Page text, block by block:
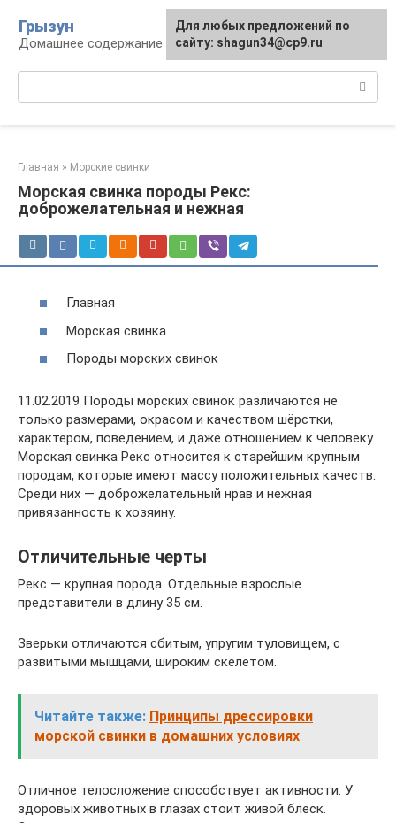
контенту
Грызун
Домашнее содержание грызунов
Главная » Морские свинки
Морская свинка породы Рекс:
доброжелательная и нежная
Главная
Морская свинка
Породы морских свинок
11.02.2019 Породы морских свинок различаются не
только размерами, окрасом и качеством шёрстки,
характером, поведением, и даже отношением к человеку.
Морская свинка Рекс относится к старейшим крупным
породам, которые имеют массу положительных качеств.
Среди них — доброжелательный нрав и нежная
привязанность к хозяину.
Отличительные черты
Рекс — крупная порода. Отдельные взрослые
представители в длину 35 см.
Зверьки отличаются сбитым, упругим туловищем, с
развитыми мышцами, широким скелетом.
Читайте также: Принципы дрессировки
морской свинки в домашних условиях
Отличное телосложение способствует активности. У
здоровых животных в глазах стоит живой блеск.
Для любых предложений по
сайту: shagun34@cp9.ru